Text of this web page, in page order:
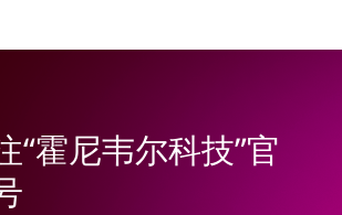
“霍尼韦尔科技”官